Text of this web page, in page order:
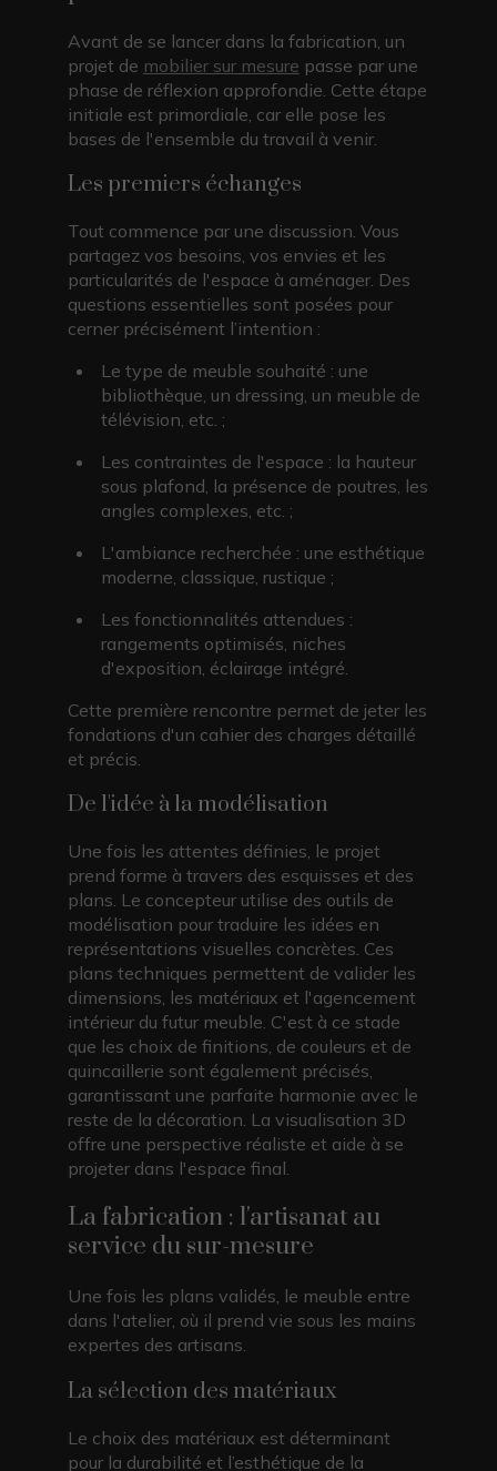
Avant de se lancer dans la fabrication, un
projet de mobilier sur mesure passe par une
phase de réflexion approfondie. Cette étape
initiale est primordiale, car elle pose les
bases de l'ensemble du travail à venir.
Les premiers échanges
Tout commence par une discussion. Vous
partagez vos besoins, vos envies et les
particularités de l'espace à aménager. Des
questions essentielles sont posées pour
cerner précisément l’intention :
Le type de meuble souhaité : une
bibliothèque, un dressing, un meuble de
télévision, etc. ;
Les contraintes de l'espace : la hauteur
sous plafond, la présence de poutres, les
angles complexes, etc. ;
L'ambiance recherchée : une esthétique
moderne, classique, rustique ;
Les fonctionnalités attendues :
rangements optimisés, niches
d'exposition, éclairage intégré.
Cette première rencontre permet de jeter les
fondations d'un cahier des charges détaillé
et précis.
De l'idée à la modélisation
Une fois les attentes définies, le projet
prend forme à travers des esquisses et des
plans. Le concepteur utilise des outils de
modélisation pour traduire les idées en
représentations visuelles concrètes. Ces
plans techniques permettent de valider les
dimensions, les matériaux et l'agencement
intérieur du futur meuble. C'est à ce stade
que les choix de finitions, de couleurs et de
quincaillerie sont également précisés,
garantissant une parfaite harmonie avec le
reste de la décoration. La visualisation 3D
offre une perspective réaliste et aide à se
projeter dans l'espace final.
La fabrication : l'artisanat au
service du sur-mesure
Une fois les plans validés, le meuble entre
dans l'atelier, où il prend vie sous les mains
expertes des artisans.
La sélection des matériaux
Le choix des matériaux est déterminant
pour la durabilité et l’esthétique de la